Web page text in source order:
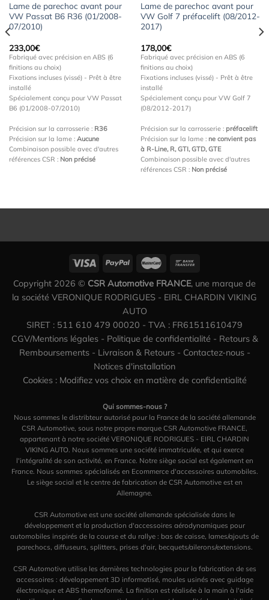
Lame de parechoc avant pour
VW Passat B6 R36 (01/2008-
07/2010)
233,00€
Fabriqué avec précision en ABS (6
finitions au choix)
Fixations incluses (vissé) - Prêt à être
installé
Spécialement conçu pour VW Passat
B6 (01/2008-07/2010)
Précision sur la carrosserie : R36
Précision sur la lame : Aucune
Combinaison possible avec d'autres
références CSR : Non précisé
Lame de parechoc avant pour
VW Golf 7 préfacelift (08/2012-
2017)
178,00€
Fabriqué avec précision en ABS (6
finitions au choix)
Fixations incluses (vissé) - Prêt à être
installé
Spécialement conçu pour VW Golf 7
(08/2012-2017)
Précision sur la carrosserie : préfacelift
Précision sur la lame : ne convient pas
à R-Line, R, GTI, GTD, GTE
Combinaison possible avec d'autres
références CSR : Non précisé
Copyright 2026 © CSR Automotive FRANCE, une marque de
la société VERONIQUE RODRIGUES - EIRL CHARDIN VIKING
AUTO
SIRET : 511 610 479 00020 - TVA : FR61511610479
CGV/Mentions légales- Politique de confidentialité - Retours &
Remboursements- Livraison & Retours- Contactez-nous-
Notices d'installation
Cookies : Modifiez vos choix en matière de confidentialité
Qui sommes-nous ?
Nous sommes le distribteur autorisé pour la France de la société allemande
CSR Automotive, sous notre propre marque CSR Automotive FRANCE,
appartenant à notre société VERONIQUE RODRIGUES - EIRL CHARDIN
VIKING AUTO. Nous sommes une société immatriculée, et qui exerce
l'intégralité de son activité, en France. Notre siège social est également en
France. Nous sommes spécialisés en Ecommerce d'accessoires automobiles.
Le siège social et le centre de fabrication de CSR Automotive est en
Allemagne.
CSR Automotive est une société allemande spécialisée dans le
développement et la production d'accessoires aérodynamiques pour
automobiles inspirés de la course et du rallye : bas de caisse, lames/ajouts de
parechocs, diffuseurs, splitters, prises d'air, becquets/ailerons/extensions.
CSR Automotive utilise les dernières technologies pour la fabrication de ses
accessoires : développement 3D informatisé, moules usinés avec guidage
électronique et ABS thermoformé. La finition est réalisée à la main à l'aide